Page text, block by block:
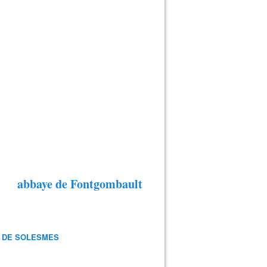
abbaye de Fontgombault
SOLESMES